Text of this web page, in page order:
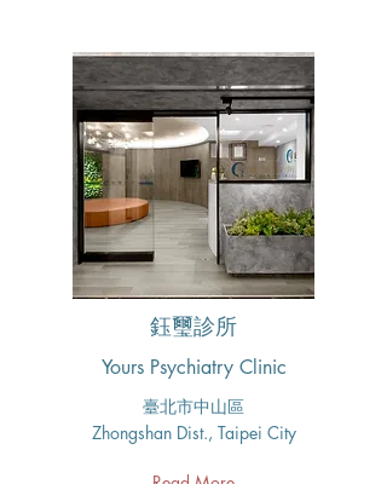
鈺璽診所
Yours Psychiatry Clinic
臺北市中山區
Zhongshan Dist., Taipei City